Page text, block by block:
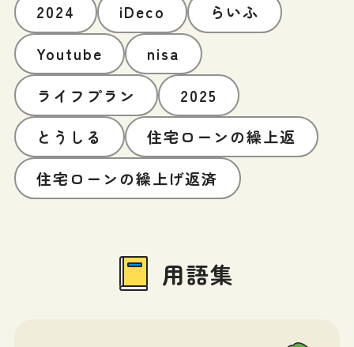
2024 iDeco
らいふ
Youtube
nisa
ライフプラン
2025
とうしる
住宅ローンの繰上返
住宅ローンの繰上げ返済
用語集